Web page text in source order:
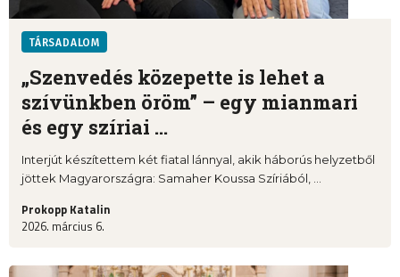
TÁRSADALOM
„Szenvedés közepette is lehet a
szívünkben öröm” – egy mianmari
és egy szíriai ...
Interjút készítettem két fiatal lánnyal, akik háborús helyzetből
jöttek Magyarországra: Samaher Koussa Szíriából, ...
Prokopp Katalin
2026. március 6.